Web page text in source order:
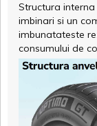
Structura
imbinari si un
imbunatateste
consumului de